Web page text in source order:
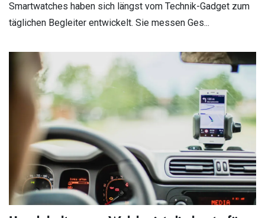
Smartwatches haben sich längst vom Technik-Gadget zum
täglichen Begleiter entwickelt. Sie messen Ges...